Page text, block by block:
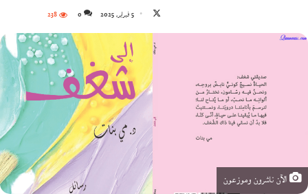
على
5 فبراير، 2025 0
238
الآن ناشرون وموزعون